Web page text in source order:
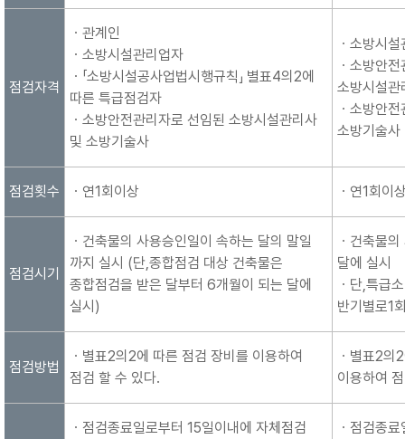
점검자격
ㆍ관계인
ㆍ소방시설관리업자
ㆍ「소방시설공사업법시행규칙」 별표4의2에
따른 특급점검자
ㆍ소방안전관리자로 선임된 소방시설관리사
및 소방기술사
ㆍ소방시
ㆍ소방안
소방시설관
ㆍ소방안
소방기술사
점검횟수 ㆍ연1회이상 ㆍ연1회이
점검시기
ㆍ건축물의 사용승인일이 속하는 달의 말일
까지 실시 (단,종합점검 대상 건축물은
종합점검을 받은 달부터 6개월이 되는 달에
실시)
ㆍ건축물
달에 실시
ㆍ단,특급
반기별로1
점검방법
ㆍ별표2의2에 따른 점검 장비를 이용하여
점검 할 수 있다.
ㆍ별표2의
이용하여
ㆍ점검종료일로부터 15일이내에 자체점검
ㆍ점검종